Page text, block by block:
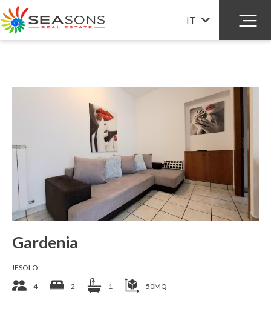
IT
Gardenia
Gardenia
JESOLO
4 2 1 50MQ